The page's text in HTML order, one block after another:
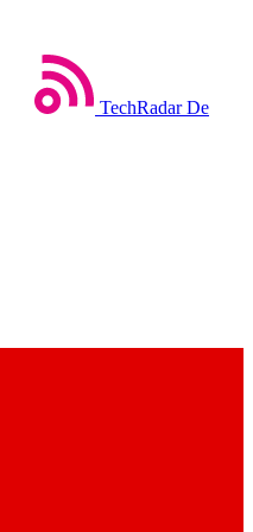
TechRadar De